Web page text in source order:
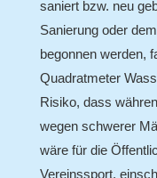
saniert bzw. neu
Sanierung oder
begonnen werden,
Quadratmeter
Risiko, dass
wegen schwerer
wäre für die
Vereinssport,